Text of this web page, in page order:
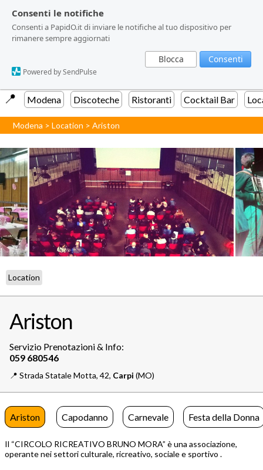
Consenti le notifiche
Consenti a PapidO.it di inviare le notifiche al tuo dispositivo per
rimanere sempre aggiornati
Blocca Consenti
Powered by SendPulse
Consenti le notifiche
Consenti a PapidO.it di inviare le notifiche al tuo dispositivo per
rimanere sempre aggiornati
Blocca Consenti
Powered by SendPulse
📍️ Modena Discoteche Ristoranti Cocktail Bar
Modena >Location >Ariston
Location
Ariston
Servizio Prenotazioni & Info:
📍️ Strada Statale Motta, 42, Carpi (MO)
Ariston Capodanno Carnevale Festa della Donna
Il “CIRCOLO RICREATIVO BRUNO MORA” è una associazione,
operante nei settori culturale, ricreativo, sociale e sportivo .